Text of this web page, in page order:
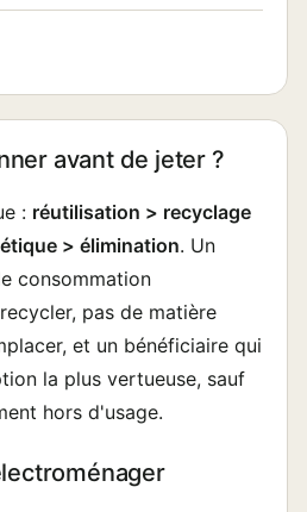
avant de jeter ?
: réutilisation > recyclage
> élimination. Un
consommation
pas de matière
et un bénéficiaire qui
la plus vertueuse, sauf
hors d'usage.